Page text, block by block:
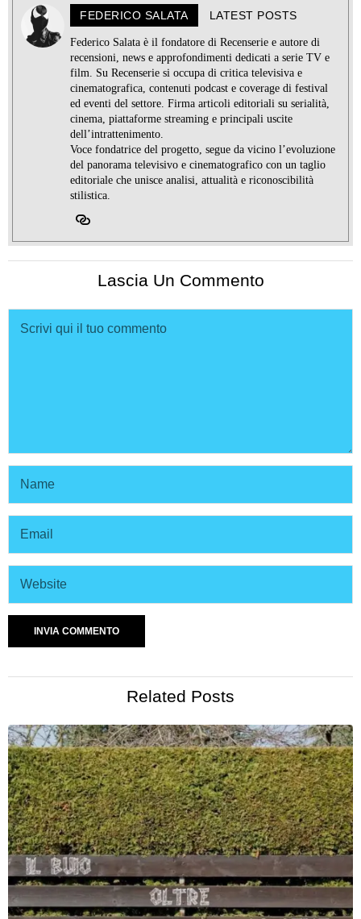
FEDERICO SALATA LATEST POSTS
Federico Salata è il fondatore di Recenserie e autore di
recensioni, news e approfondimenti dedicati a serie TV e
film. Su Recenserie si occupa di critica televisiva e
cinematografica, contenuti podcast e coverage di festival
ed eventi del settore. Firma articoli editoriali su serialità,
cinema, piattaforme streaming e principali uscite
dell’intrattenimento.
Voce fondatrice del progetto, segue da vicino l’evoluzione
del panorama televisivo e cinematografico con un taglio
editoriale che unisce analisi, attualità e riconoscibilità
stilistica.
Lascia Un Commento
Related Posts